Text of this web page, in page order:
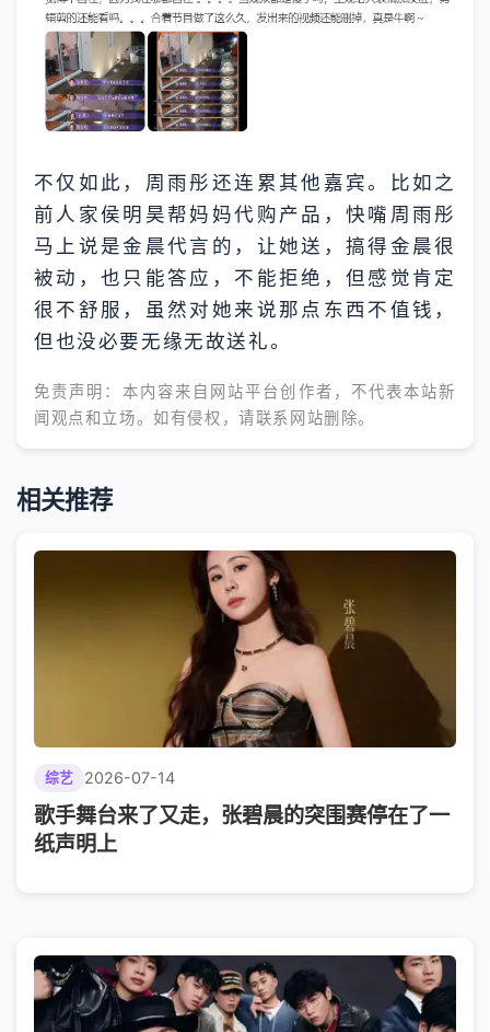
不仅如此，周雨彤还连累其他嘉宾。比如之
前人家侯明昊帮妈妈代购产品，快嘴周雨彤
马上说是金晨代言的，让她送，搞得金晨很
被动，也只能答应，不能拒绝，但感觉肯定
很不舒服，虽然对她来说那点东西不值钱，
但也没必要无缘无故送礼。
免责声明：本内容来自网站平台创作者，不代表本站新
闻观点和立场。如有侵权，请联系网站删除。
相关推荐
综艺 2026-07-14
歌手舞台来了又走，张碧晨的突围赛停在了一
纸声明上